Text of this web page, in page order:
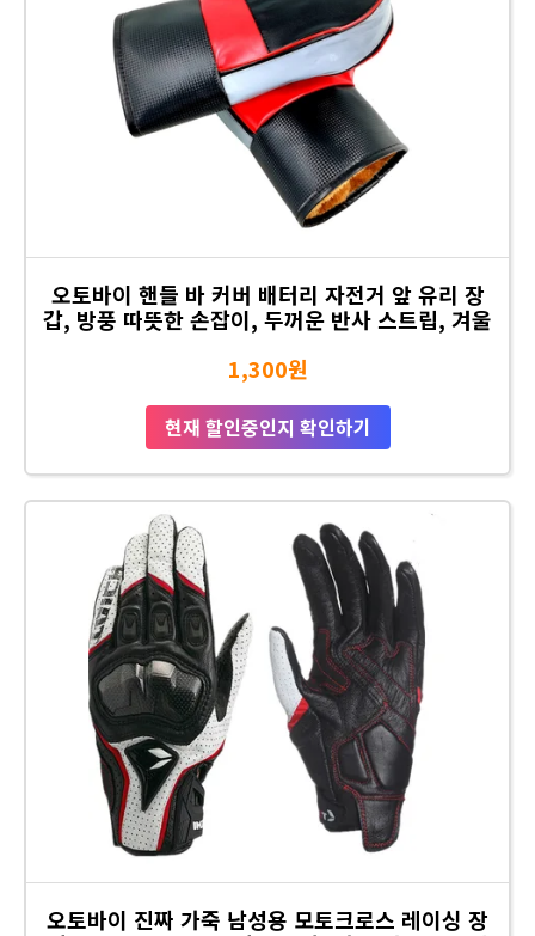
오토바이 핸들 바 커버 배터리 자전거 앞 유리 장
갑, 방풍 따뜻한 손잡이, 두꺼운 반사 스트립, 겨울
1,300원
현재 할인중인지 확인하기
오토바이 진짜 가죽 남성용 모토크로스 레이싱 장